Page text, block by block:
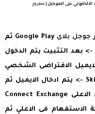
على الموبايل | مطروح
جوجل بلاى
Google Play ثم
outlook -> بعد التثبيت يتم الدخول
الافتراضى الشخصي
المسجل من gmail والضغط على Skip -> يتم ادخال الايميل ثم
الضغط على Continue وهيظهر فى الاعلى Connect Exchange
الاستفهام فى الاعلي ثم